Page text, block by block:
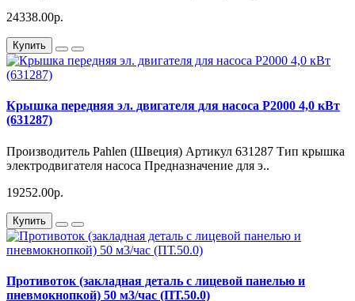
24338.00р.
Купить
Крышка передняя эл. двигателя для насоса Р2000 4,0 кВт
(631287)
Производитель Pahlen (Швеция) Артикул 631287 Тип крышка
электродвигателя насоса Предназначение для э..
19252.00р.
Купить
Противоток (закладная деталь с лицевой панелью и
пневмокнопкой) 50 м3/час (ПТ.50.0)